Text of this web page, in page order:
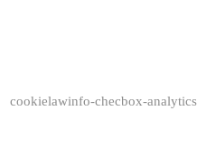
cookielawinfo-checbox-analytics